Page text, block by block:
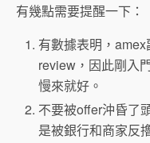
有幾點需要提醒一下：
有數據表明，
review，因此剛入
慢來就好。
不要被offer沖昏了
是被銀行和商家反